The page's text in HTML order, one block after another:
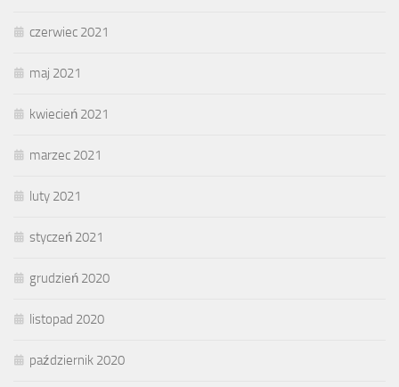
czerwiec 2021
maj 2021
kwiecień 2021
marzec 2021
luty 2021
styczeń 2021
grudzień 2020
listopad 2020
październik 2020